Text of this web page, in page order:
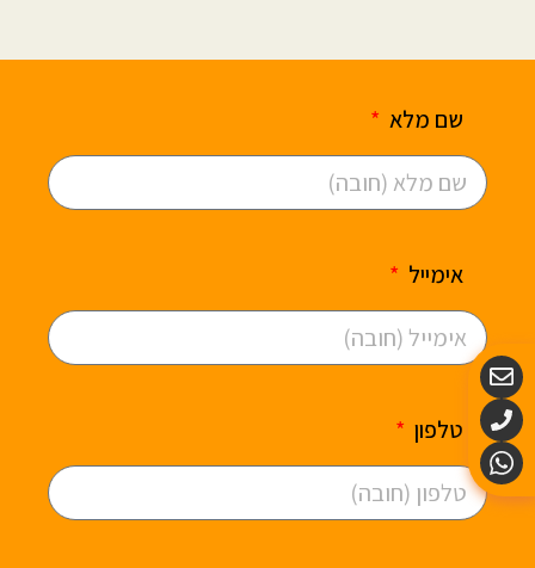
שם מלא
אימייל
טלפון